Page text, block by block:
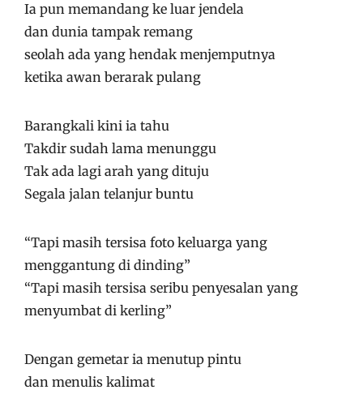
Ia pun memandang ke luar jendela
dan dunia tampak remang
seolah ada yang hendak menjemputnya
ketika awan berarak pulang
Barangkali kini ia tahu
Takdir sudah lama menunggu
Tak ada lagi arah yang dituju
Segala jalan telanjur buntu
“Tapi masih tersisa foto keluarga yang
menggantung di dinding”
“Tapi masih tersisa seribu penyesalan yang
menyumbat di kerling”
Dengan gemetar ia menutup pintu
dan menulis kalimat